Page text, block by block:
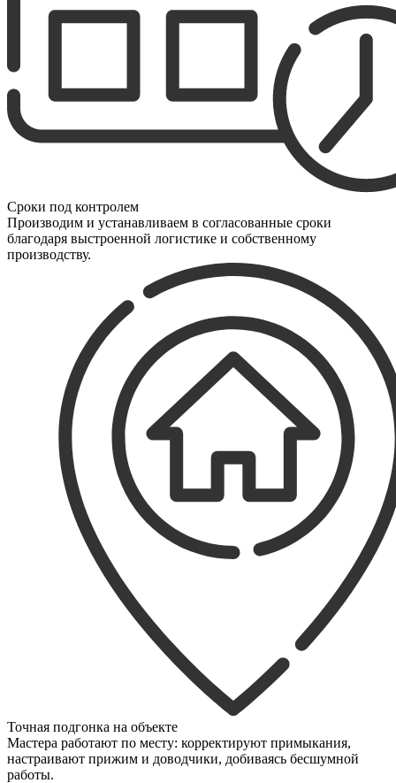
Сроки под контролем
Производим и устанавливаем в согласованные сроки
благодаря выстроенной логистике и собственному
производству.
Точная подгонка на объекте
Мастера работают по месту: корректируют примыкания,
настраивают прижим и доводчики, добиваясь бесшумной
работы.